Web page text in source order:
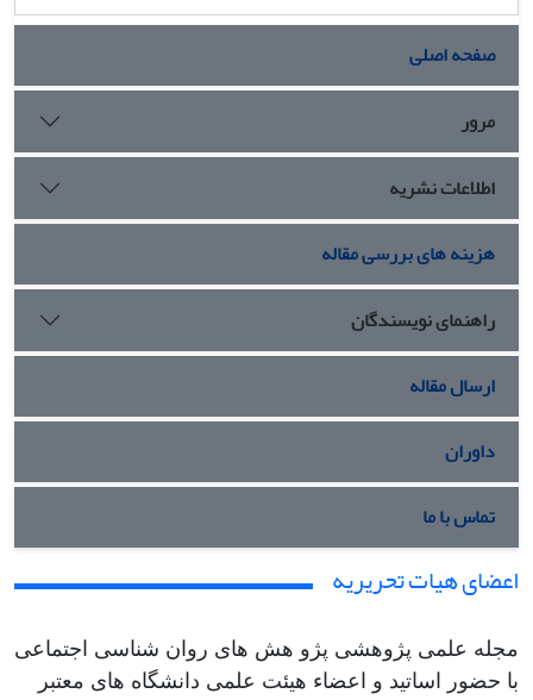
صفحه اصلی
مرور
اطلاعات نشریه
هزینه های بررسی مقاله
راهنمای نویسندگان
ارسال مقاله
داوران
تماس با ما
اعضای هیات تحریریه
مجله علمی پژوهشی پژو هش های روان شناسی اجتماعی
با حضور اساتید و اعضاء هیئت علمی دانشگاه های معتبر